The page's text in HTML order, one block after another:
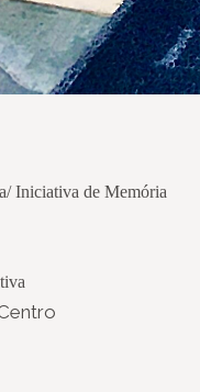
Iniciativa de Memória